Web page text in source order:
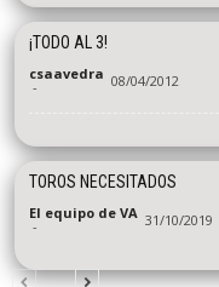
¡TODO AL 3!
csaavedra
- 08/04/2012
TOROS NECESITADOS
El equipo de VA
- 31/10/2019